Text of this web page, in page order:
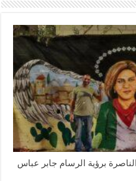
برؤية الرسام جابر عباس